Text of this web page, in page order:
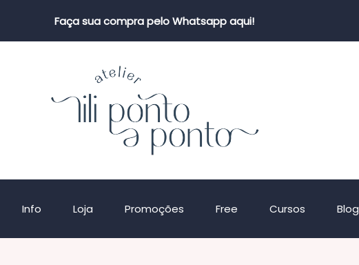
Faça sua compra pelo Whatsapp aqui!
Info Loja Promoções Free Cursos Blog